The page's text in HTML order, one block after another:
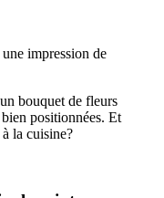
une impression de
bouquet de fleurs
positionnées. Et
la cuisine?